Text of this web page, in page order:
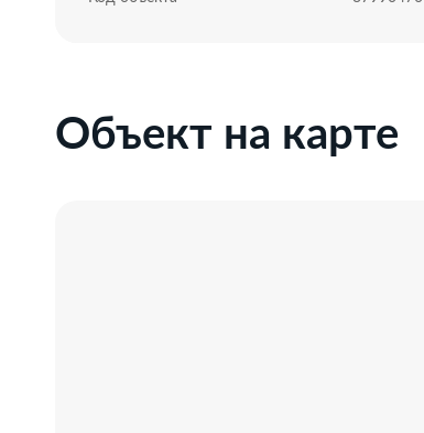
Объект на карте